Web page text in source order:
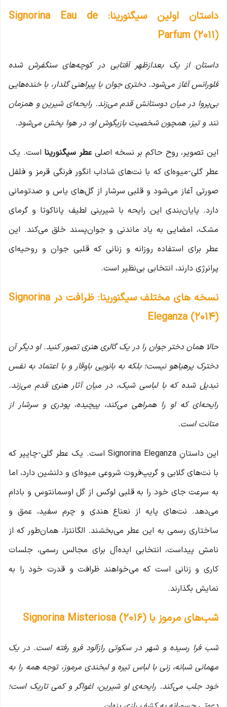
داستان اولین سیگنورینا: Signorina Eau de
Parfum (2011)
داستان از یک بعدازظهر آفتابی در کوچه‌های سنگفرش شده
فلورانس آغاز می‌شود. دختری جوان با پیراهنی گلدار، با خنده‌هایی
بی‌پروا در میان دوستانش قدم می‌زند. رایحه‌ای شیرین و همزمان
تند و تیز، همچون شخصیت بازیگوش او، در هوا پخش می‌شود.
این تصویر، روح حاکم بر نسخه اصلیعطر سیگنورینا است. یک
عطر گلی-میوه‌ای که با نت‌های شاداب انگور فرنگی قرمز و فلفل
صورتی آغاز می‌شود و قلبی سرشار از گل‌های یاس و صدتومانی
دارد. پایان‌بندی این رایحه با شیرینی لطیف پاناکوتا و گرمای
مشک، امضایی به یاد ماندنی و جوان‌پسند خلق می‌کند. این
عطر برای استفاده روزانه و زنانی که قلبی جوان و روحیه‌ای
پرانرژی دارند، انتخابی بی‌نظیر است.
نسخه های مختلف سیگنورینا: ظرافت در Signorina
Eleganza (2014)
حالا همان دختر جوان را در یک گالری هنری تصور کنید. او دیگر آن
دخترک پرهیاهو نیست؛ بلکه به بانویی باوقار و با اعتماد به نفس
تبدیل شده که با لباسی شیک، در میان آثار هنری قدم می‌زند.
رایحه‌ای که او را همراهی می‌کند، پیچیده، پودری و سرشار از
متانت است.
این داستانِ Signorina Eleganza است. یک عطر گلی-چایپر که
با نت‌های گلابی و گریپ‌فروت شروعی میوه‌ای و دلنشین دارد، اما
به سرعت جای خود را به قلبی لوکس از گل اوسمانتوس و بادام
می‌دهد. نت‌های پایه از نعناع هندی و چرم سفید، عمق و
ساختاری رسمی به این عطر می‌بخشند. الگانتزا، همان‌طور که از
نامش پیداست، انتخابی ایده‌آل برای مجالس رسمی، جلسات
کاری و زنانی است که می‌خواهند ظرافت و قدرت خود را به
نمایش بگذارند.
شب‌های مرموز با Signorina Misteriosa (2016)
شب فرا رسیده و شهر در سکوتی رازآلود فرو رفته است. در یک
مهمانی شبانه، زنی با لباس تیره و لبخندی مرموز، توجه همه را به
خود جلب می‌کند. رایحه‌ی او شیرین، اغواگر و کمی تاریک است؛